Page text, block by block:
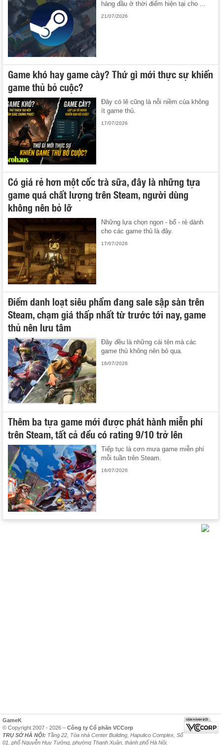
hàng đầu ở thời điểm hiện tại cho ...
21/07/2026
Game khó hay game cày? Thứ gì mới thực sự khiến
game thủ bỏ cuộc?
Đây có lẽ cũng là nỗi niềm của không
ít game thủ.
17/07/2026
Có giá rẻ hơn một cốc trà sữa, đây là những tựa
game quá chất lượng trên Steam, người dùng
không nên bỏ lỡ
Những lựa chọn ngon - bổ - rẻ dành
cho các game thủ là đây.
17/07/2026
Điểm danh loạt siêu phẩm đang sale sập sàn trên
Steam, chạm giá thấp nhất từ trước tới nay, game
thủ nên lưu tâm
Đây đều là những cái tên mà các
game thủ không nên bỏ qua.
16/07/2026
Thêm ba tựa game mới được phát hành miễn phí
trên Steam, tất cả đều có rating 9/10 trở lên
Tiếp tục là cơn mưa game miễn phí
mỗi tuần trên Steam.
16/07/2026
GameK
© Copyright 2007 - 2026 – Công ty Cổ phần VCCorp
TRỤ SỞ HÀ NỘI: Tầng 22, Tòa nhà Center Building, Hapulico Complex, Số
01, phố Nguyễn Huy Tưởng, phường Thanh Xuân, thành phố Hà Nội.